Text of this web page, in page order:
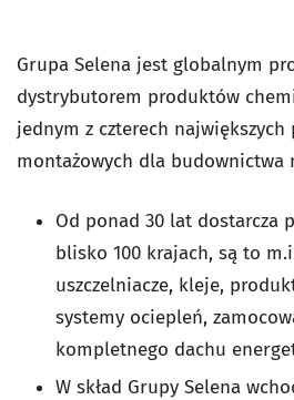
Grupa Selena jest globalnym
dystrybutorem produktów
jednym z czterech
montażowych dla budownictwa
Od ponad 30 lat dostarcza
blisko 100 krajach, są to
uszczelniacze, kleje,
systemy ociepleń,
kompletnego dachu
W skład Grupy Selena